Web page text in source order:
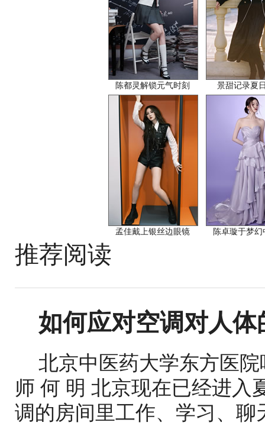
陈都灵解锁元气时刻 景甜记录夏
孟佳戴上银丝边眼镜 陈卓璇于梦幻
推荐阅读
如何应对空调对人体
北京中医药大学东方医
师 何 明 北京现在已经进入
调的房间里工作、学习、